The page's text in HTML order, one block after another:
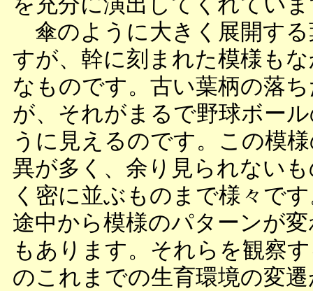
傘のように大きく展開する
すが、幹に刻まれた模様も
なものです。古い葉柄の落
が、それがまるで野球ボー
うに見えるのです。この模
異が多く、余り見られない
く密に並ぶものまで様々で
途中から模様のパターンが
もあります。それらを観察
のこれまでの生育環境の変